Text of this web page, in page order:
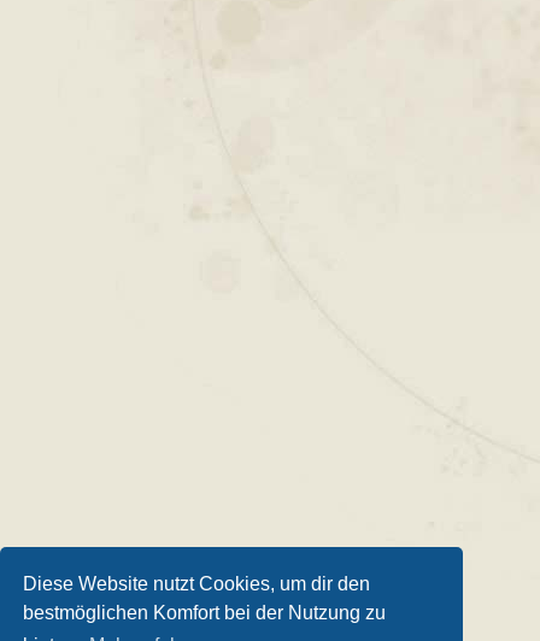
Diese Website nutzt Cookies, um dir den
bestmöglichen Komfort bei der Nutzung zu